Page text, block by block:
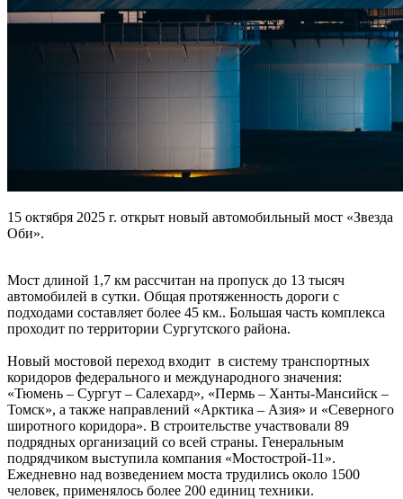
15 октября 2025 г. открыт новый автомобильный мост «Звезда
Оби».
Мост длиной 1,7 км рассчитан на пропуск до 13 тысяч
автомобилей в сутки. Общая протяженность дороги с
подходами составляет более 45 км.. Большая часть комплекса
проходит по территории Сургутского района.
Новый мостовой переход входит в систему транспортных
коридоров федерального и международного значения:
«Тюмень – Сургут – Салехард», «Пермь – Ханты-Мансийск –
Томск», а также направлений «Арктика – Азия» и «Северного
широтного коридора». В строительстве участвовали 89
подрядных организаций со всей страны. Генеральным
подрядчиком выступила компания «Мостострой-11».
Ежедневно над возведением моста трудились около 1500
человек, применялось более 200 единиц техники.